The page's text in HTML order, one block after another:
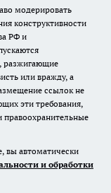
модерировать
конструктивности
РФ и
разжигающие
или вражду, а
ссылок не
эти требования,
правоохранительные
вы автоматически
и обработки